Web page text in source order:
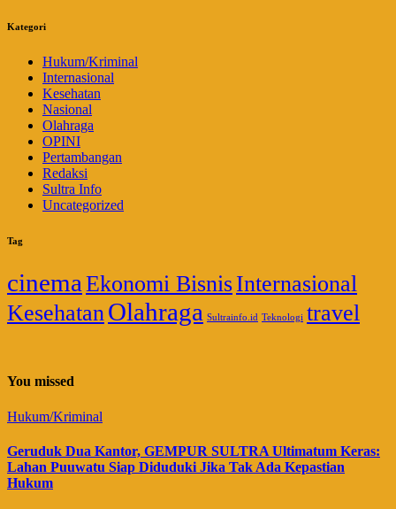
Kategori
Hukum/Kriminal
Internasional
Kesehatan
Nasional
Olahraga
OPINI
Pertambangan
Redaksi
Sultra Info
Uncategorized
Tag
cinema Ekonomi BisnisInternasional
KesehatanOlahraga Sultrainfo.id Teknologi travel
You missed
Hukum/Kriminal
Geruduk Dua Kantor, GEMPUR SULTRA Ultimatum Keras:
Lahan Puuwatu Siap Diduduki Jika Tak Ada Kepastian
Hukum